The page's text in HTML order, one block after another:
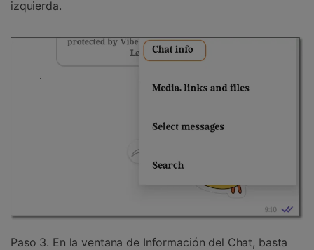
izquierda.
Paso 3. En la ventana de Información del Chat, basta